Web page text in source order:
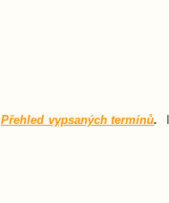
Přehled vypsaných termínů.